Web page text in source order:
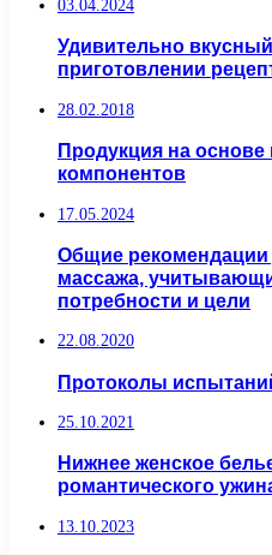
03.04.2024
Удивительно
приготовлении
28.02.2018
Продукция на
компонентов
17.05.2024
Общие
массажа,
потребности и цели
22.08.2020
Протоколы
25.10.2021
Нижнее женское
романтического
13.10.2023